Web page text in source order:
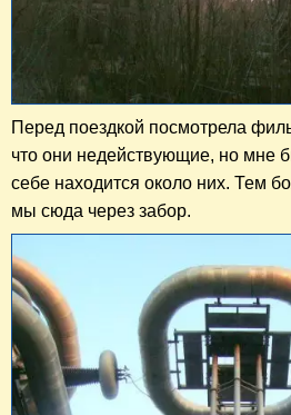
Перед поездкой посмотрела
что они недействующие, но мне
себе находится около них. Тем
мы сюда через забор.